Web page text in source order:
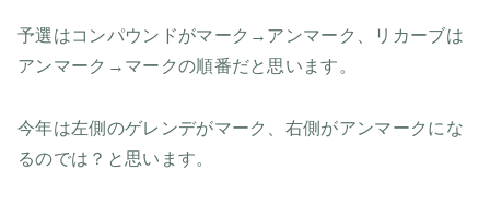
予選はコンパウンドがマーク→アンマーク、リカーブは
アンマーク→マークの順番だと思います。
今年は左側のゲレンデがマーク、右側がアンマークにな
るのでは？と思います。